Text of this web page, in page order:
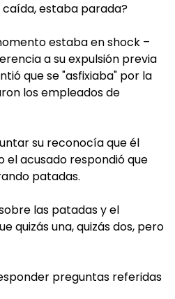
estaba parada?
estaba en shock –
a su expulsión previa
que se "asfixiaba" por la
los empleados de
su reconocía que él
el acusado respondió que
patadas.
las patadas y el
quizás una, quizás dos, pero
preguntas referidas